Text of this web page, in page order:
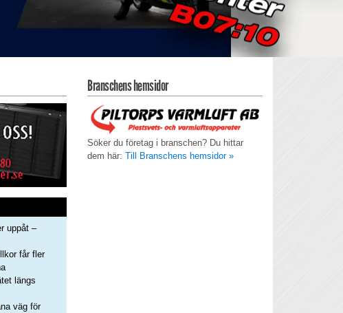
uppåt –
får fler
längs
väg för
Branschens hemsidor
Söker du företag i branschen? Du hittar
dem här: Till Branschens hemsidor »